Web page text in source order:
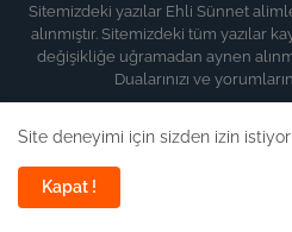
Sitemizdeki yazılar Ehli Sünnet
alınmıştır. Sitemizdeki tüm yazılar
değişikliğe uğramadan aynen
Dualarınızı ve
Site deneyimi için sizden izin
Kapat !